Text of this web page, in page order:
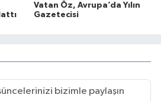
Vatan Öz, Avrupa’da Yılın
Gazetecisi